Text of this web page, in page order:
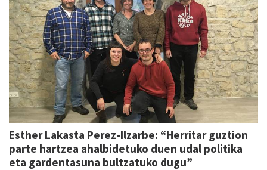
Esther Lakasta Perez-Ilzarbe: “Herritar guztion
parte hartzea ahalbidetuko duen udal politika
eta gardentasuna bultzatuko dugu”